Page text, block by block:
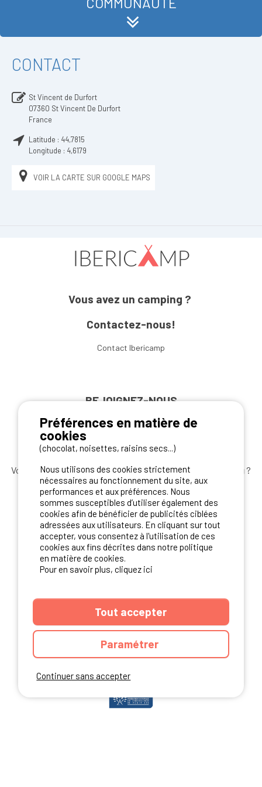
CONTACT
St Vincent de Durfort
07360 St Vincent De Durfort
France
Latitude : 44,7815
Longitude : 4,6179
VOIR LA CARTE SUR GOOGLE MAPS
Vous avez un camping ?
Contactez-nous!
Contact Ibericamp
REJOIGNEZ-NOUS
Vous souhaitez bénéficier desmeilleures offres camping ?
Abonnez-vous à la newsletterdès aujourd'hui
S'ABONNER
NOS PARTENAIRES
Continuer sans accepter
Préférences en matière de
cookies
(chocolat, noisettes, raisins secs...)
Nous utilisons des cookies strictement
nécessaires au fonctionnement du site, aux
performances et aux préférences. Nous
sommes susceptibles d’utiliser également des
cookies afin de bénéficier de publicités ciblées
adressées aux utilisateurs. En cliquant sur tout
accepter, vous consentez à l'utilisation de ces
cookies aux fins décrites dans notre politique
en matière de cookies.
Pour en savoir plus, cliquez ici
Tout accepter
Paramétrer